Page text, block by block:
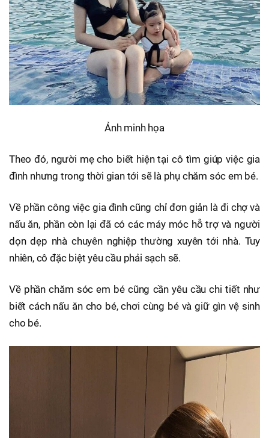
Ảnh minh họa
Theo đó, người mẹ cho biết hiện tại cô tìm giúp việc gia
đình nhưng trong thời gian tới sẽ là phụ chăm sóc em bé.
Về phần công việc gia đình cũng chỉ đơn giản là đi chợ và
nấu ăn, phần còn lại đã có các máy móc hỗ trợ và người
dọn dẹp nhà chuyên nghiệp thường xuyên tới nhà. Tuy
nhiên, cô đặc biệt yêu cầu phải sạch sẽ.
Về phần chăm sóc em bé cũng cần yêu cầu chi tiết như
biết cách nấu ăn cho bé, chơi cùng bé và giữ gìn vệ sinh
cho bé.